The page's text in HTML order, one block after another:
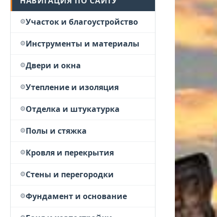
Участок и благоустройство
Инструменты и материалы
Двери и окна
Утепление и изоляция
Отделка и штукатурка
Полы и стяжка
Кровля и перекрытия
Стены и перегородки
Фундамент и основание